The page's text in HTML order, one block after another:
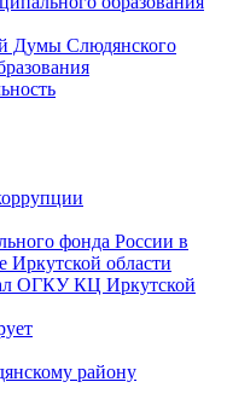
Думы Слюдянского
фонда России в
Иркутской области
ОГКУ КЦ Иркутской
району